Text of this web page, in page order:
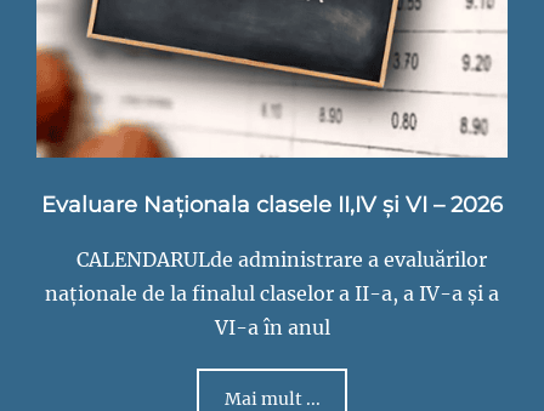
Evaluare Naționala clasele II,IV și VI – 2026
CALENDARULde administrare a evaluărilor
naționale de la finalul claselor a II-a, a IV-a și a
VI-a în anul
Mai mult ...